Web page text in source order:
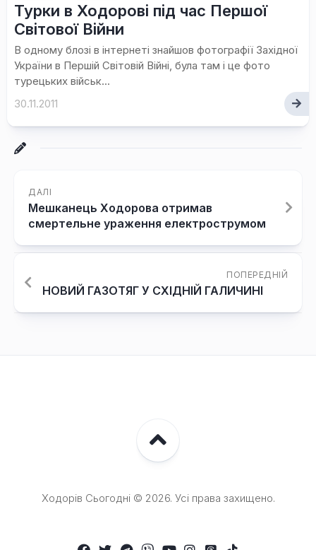
Турки в Ходорові під час Першої
Світової Війни
В одному блозі в інтернеті знайшов фотографії Західної
України в Першій Світовій Війні, була там і це фото
турецьких військ...
30.11.2011
ДАЛІ
Мешканець Ходорова отримав
смертельне ураження електрострумом
ПОПЕРЕДНІЙ
НОВИЙ ГАЗОТЯГ У СХІДНІЙ ГАЛИЧИНІ
Ходорів Сьогодні © 2026. Усі права захищено.